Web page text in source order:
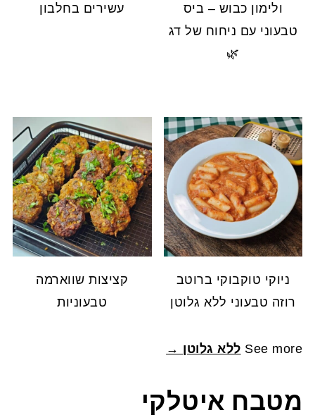
ולימון כבוש – ביס
טבעוני עם ניחוח של דג
🌿
עשירים בחלבון
ניוקי טוקבוקי ברוטב
רוזה טבעוני ללא גלוטן
קציצות שווארמה
טבעוניות
See more ללא גלוטן →
מטבח איטלקי